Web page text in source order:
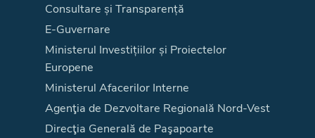
Consultare și Transparență
E-Guvernare
Ministerul Investițiilor și Proiectelor
Europene
Ministerul Afacerilor Interne
Agenţia de Dezvoltare Regională Nord-Vest
Direcţia Generală de Paşapoarte